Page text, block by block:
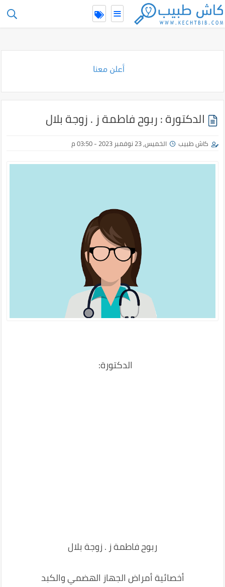
-->
≡
الدكتورة : ربوح فاطمة ز . زوجة بلال
كاش طبيب الخميس, 23 نوفمبر 2023 - 03:50 م
:الدكتورة
ربوح فاطمة ز . زوجة بلال
أخصائية أمراض الجهاز الهضمي والكبد